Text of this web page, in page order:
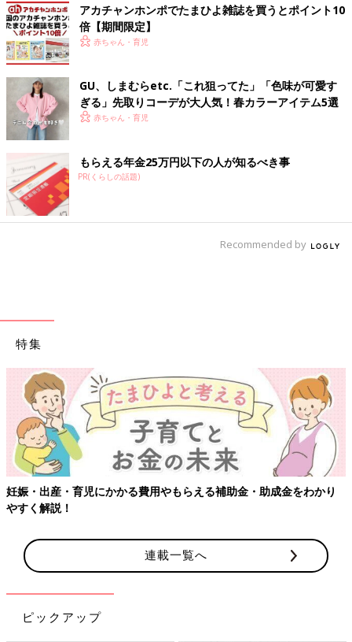
アカチャンホンポでたまひよ雑誌を買うとポイント10
倍【期間限定】
赤ちゃん・育児
GU、しまむらetc.「これ狙ってた」「色味が可愛す
ぎる」先取りコーデが大人気！春カラーアイテム5選
赤ちゃん・育児
もらえる年金25万円以下の人が知るべき事
PR(くらしの話題)
Recommended by
特集
妊娠・出産・育児にかかる費用やもらえる補助金・助成金をわかり
やすく解説！
連載一覧へ
ピックアップ